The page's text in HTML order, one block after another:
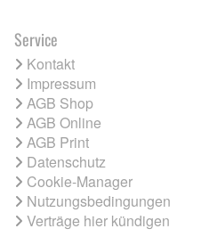
Service
Kontakt
Impressum
AGB Shop
AGB Online
AGB Print
Datenschutz
Cookie-Manager
Nutzungsbedingungen
Verträge hier kündigen